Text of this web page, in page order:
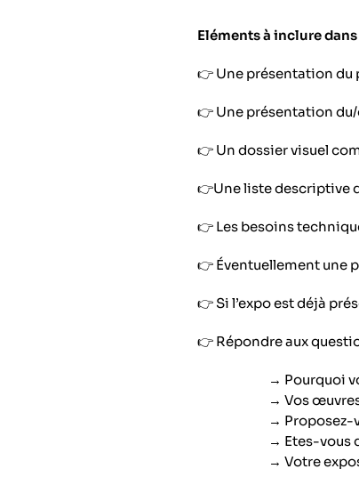
Eléments à inclure
👉 Une présentation du
👉 Une présentation
👉 Un dossier visuel
👉Une liste descriptive
👉 Les besoins
👉 Éventuellement une
👉 Si l’expo est déjà
👉 Répondre aux
→ Pourquoi
→ Vos
→ Proposez-
→ Etes-vous
→ Votre